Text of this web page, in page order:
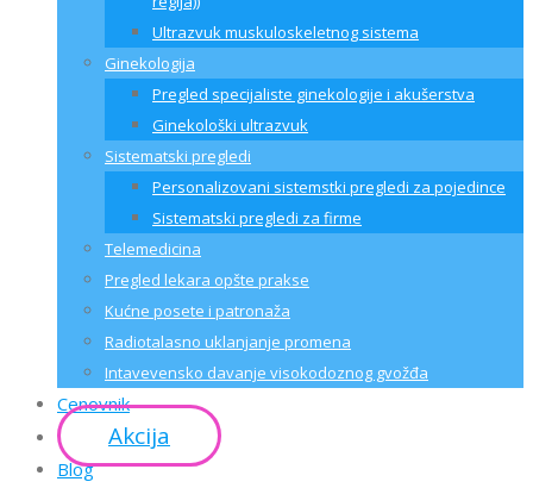
Ultrazvuk muskuloskeletnog sistema
Ginekologija
Pregled specijaliste ginekologije i akušerstva
Ginekološki ultrazvuk
Sistematski pregledi
Personalizovani sistemstki pregledi za pojedince
Sistematski pregledi za firme
Telemedicina
Pregled lekara opšte prakse
Kućne posete i patronaža
Radiotalasno uklanjanje promena
Intavevensko davanje visokodoznog gvožđa
Cenovnik
Akcija
Blog